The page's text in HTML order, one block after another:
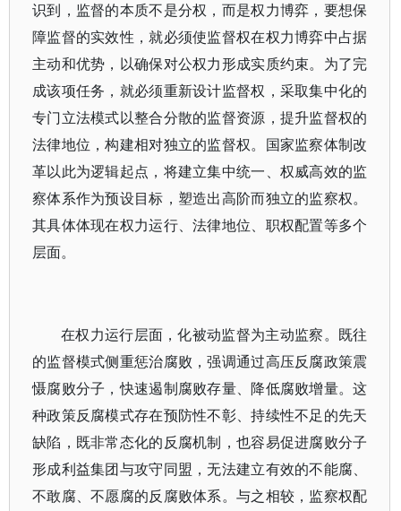
识到，监督的本质不是分权，而是权力博弈，要想保
障监督的实效性，就必须使监督权在权力博弈中占据
主动和优势，以确保对公权力形成实质约束。为了完
成该项任务，就必须重新设计监督权，采取集中化的
专门立法模式以整合分散的监督资源，提升监督权的
法律地位，构建相对独立的监督权。国家监察体制改
革以此为逻辑起点，将建立集中统一、权威高效的监
察体系作为预设目标，塑造出高阶而独立的监察权。
其具体体现在权力运行、法律地位、职权配置等多个
层面。
在权力运行层面，化被动监督为主动监察。既往
的监督模式侧重惩治腐败，强调通过高压反腐政策震
慑腐败分子，快速遏制腐败存量、降低腐败增量。这
种政策反腐模式存在预防性不彰、持续性不足的先天
缺陷，既非常态化的反腐机制，也容易促进腐败分子
形成利益集团与攻守同盟，无法建立有效的不能腐、
不敢腐、不愿腐的反腐败体系。与之相较，监察权配